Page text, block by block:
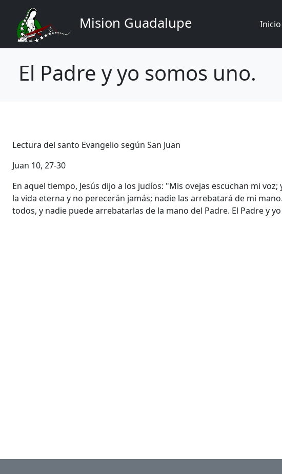
Pasar al contenido principal
Navegación principal
Mision Guadalupe Inicio
El Padre y yo somos uno.
Lectura del santo Evangelio según San Juan
Juan 10, 27-30
En aquel tiempo, Jesús dijo a los judíos: "Mis ovejas escuchan mi
la vida eterna y no perecerán jamás; nadie las arrebatará de mi
todos, y nadie puede arrebatarlas de la mano del Padre. El Padre y